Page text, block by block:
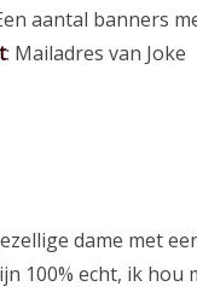
aantal banners
: Mailadres van Joke
dame met
100% echt, ik hou